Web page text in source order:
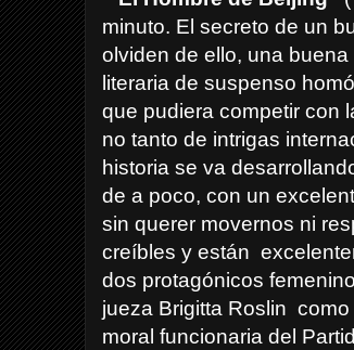
minuto. El secreto de un
olviden de ello, una
literaria de suspenso
que pudiera competir con
no tanto de intrigas
historia se va
de a poco, con un
sin querer movernos ni
creíbles y están
dos protagónicos
jueza Brigitta Roslin como
moral funcionaria del